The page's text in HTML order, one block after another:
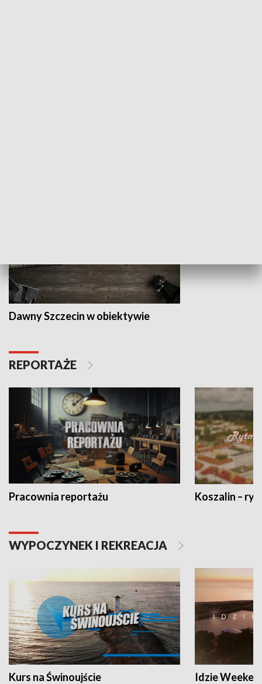
Dawny Szczecin w obiektywie
REPORTAŻE
Pracownia reportażu Koszalin –
WYPOCZYNEK I REKREACJA
Kurs na Świnoujście Idzie